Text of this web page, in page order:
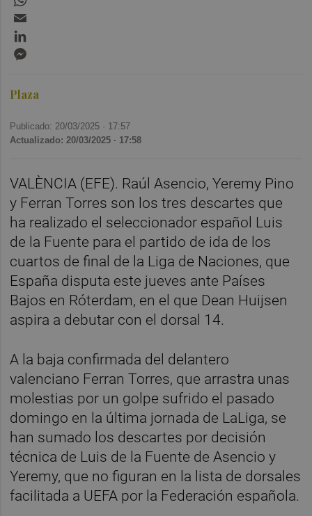
Plaza
Publicado: 20/03/2025 · 17:57
Actualizado: 20/03/2025 · 17:58
VALÈNCIA (EFE). Raúl Asencio, Yeremy Pino
y Ferran Torres son los tres descartes que
ha realizado el seleccionador español Luis
de la Fuente para el partido de ida de los
cuartos de final de la Liga de Naciones, que
España disputa este jueves ante Países
Bajos en Róterdam, en el que Dean Huijsen
aspira a debutar con el dorsal 14.
A la baja confirmada del delantero
valenciano Ferran Torres, que arrastra unas
molestias por un golpe sufrido el pasado
domingo en la última jornada de LaLiga, se
han sumado los descartes por decisión
técnica de Luis de la Fuente de Asencio y
Yeremy, que no figuran en la lista de dorsales
facilitada a UEFA por la Federación española.